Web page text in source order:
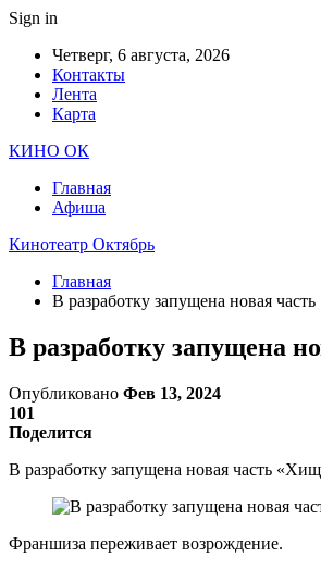
Sign in
Четверг, 6 августа, 2026
Контакты
Лента
Карта
КИНО ОК
Главная
Афиша
Кинотеатр Октябрь
Главная
В разработку запущена новая
В разработку запущена
Опубликовано Фев 13, 2024
101
Поделится
В разработку запущена новая часть
Франшиза переживает возрождение.